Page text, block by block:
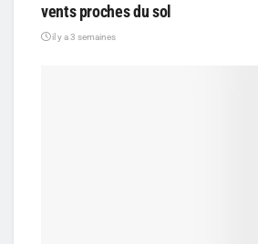
vents proches du sol
il y a 3 semaines